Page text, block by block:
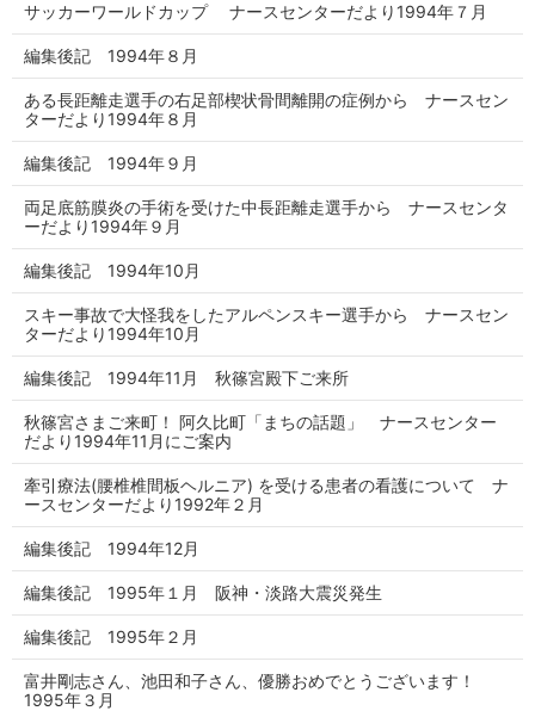
サッカーワールドカップ ナースセンターだより1994年７月
編集後記 1994年８月
ある長距離走選手の右足部楔状骨間離開の症例から ナースセン
ターだより1994年８月
編集後記 1994年９月
両足底筋膜炎の手術を受けた中長距離走選手から ナースセンタ
ーだより1994年９月
編集後記 1994年10月
スキー事故で大怪我をしたアルペンスキー選手から ナースセン
ターだより1994年10月
編集後記 1994年11月 秋篠宮殿下ご来所
秋篠宮さまご来町！ 阿久比町「まちの話題」 ナースセンター
だより1994年11月にご案内
牽引療法(腰椎椎間板ヘルニア) を受ける患者の看護について ナ
ースセンターだより1992年２月
編集後記 1994年12月
編集後記 1995年１月 阪神・淡路大震災発生
編集後記 1995年２月
富井剛志さん、池田和子さん、優勝おめでとうございます！
1995年３月